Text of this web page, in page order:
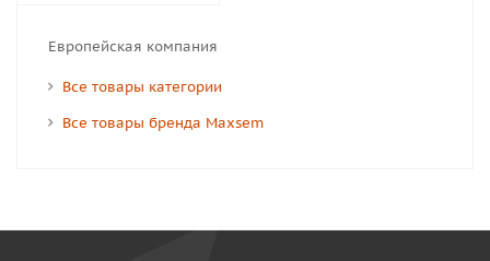
Европейская компания
Все товары категории
Все товары бренда Maxsem